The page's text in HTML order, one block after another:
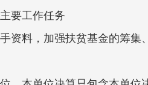
要工作任务
资料，加强扶贫基金的筹